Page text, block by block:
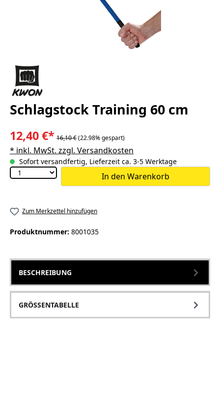
Schlagstock Training 60 cm
12,40 €* 16,10 €(22.98% gespart)
* inkl. MwSt. zzgl. Versandkosten
Sofort versandfertig, Lieferzeit ca. 3-5 Werktage
In den Warenkorb
Zum Merkzettel hinzufügen
Produktnummer: 8001035
BESCHREIBUNG
GRÖSSENTABELLE